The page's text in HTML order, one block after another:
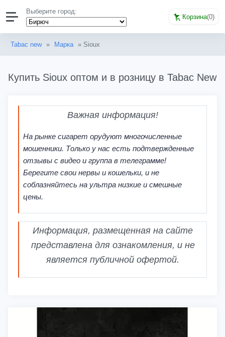
Выберите город:
Корзина(0)
Tabac new » Марка » Sioux
Купить Sioux оптом и в розницу в Tabac New
Важная информация!
На рынке сигарет орудуют многочисленные
мошенники. Только у нас есть подтвержденные
отзывы с видео и группа в телеграмме!
Берегите свои нервы и кошельки, и не
соблазняйтесь на ультра низкие и смешные
цены.
Информация, размещенная на сайте
представлена для ознакомления, и не
является публичной офертой.